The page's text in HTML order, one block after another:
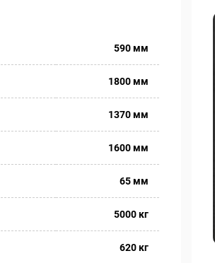
590 мм
1800 мм
1370 мм
1600 мм
65 мм
5000 кг
620 кг